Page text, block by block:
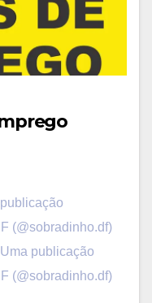
(@sobradinho.df)
publicação
(@sobradinho.df)